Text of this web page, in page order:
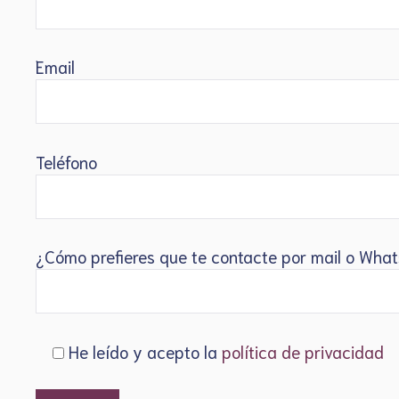
Email
Teléfono
¿Cómo prefieres que te contacte por mail o
He leído y acepto la política de privacidad